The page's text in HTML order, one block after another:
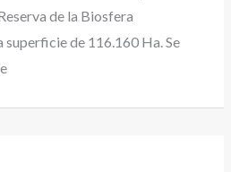
de la Biosfera
de 116.160 Ha. Se